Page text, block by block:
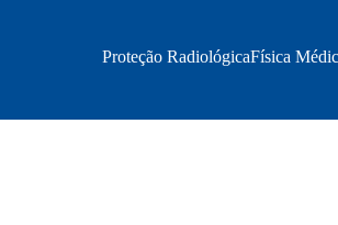
Proteção RadiológicaFísica